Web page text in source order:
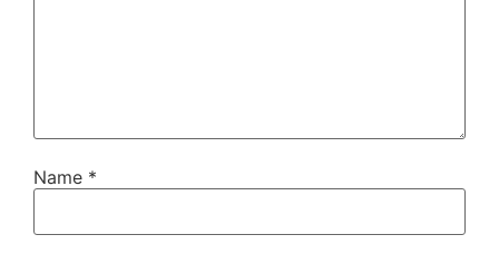
Name *